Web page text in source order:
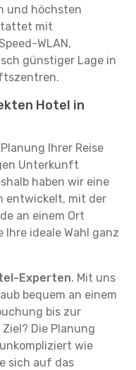
und höchsten
mit
WLAN,
günstiger Lage in
Hotel in
Ihrer Reise
Unterkunft
haben wir eine
entwickelt, mit der
an einem Ort
Ihre ideale Wahl ganz
Experten. Mit uns
bequem an einem
bis zur
Die Planung
wie
sich auf das